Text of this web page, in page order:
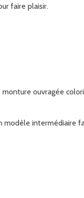
faire plaisir.
, monture ouvragée
modèle intermédiaire